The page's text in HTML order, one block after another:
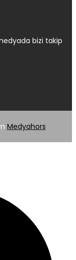
bizi takip
Medyahors